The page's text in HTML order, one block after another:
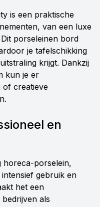
is een praktische
van een luxe
porseleinen bord
je tafelschikking
krijgt. Dankzij
kun je er
of creatieve
en
horeca-porselein,
gebruik en
het een
als